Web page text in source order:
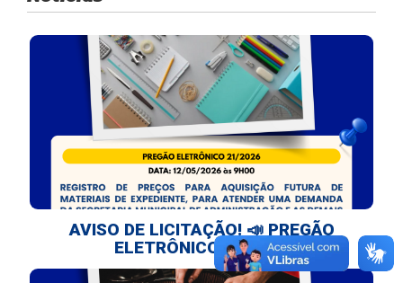
AVISO DE LICITAÇÃO! 📣 PREGÃO
ELETRÔNICO 21/2026